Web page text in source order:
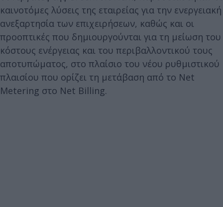
καινοτόμες λύσεις της εταιρείας για την ενεργειακή
ανεξαρτησία των επιχειρήσεων, καθώς και οι
προοπτικές που δημιουργούνται για τη μείωση του
κόστους ενέργειας και του περιβαλλοντικού τους
αποτυπώματος, στο πλαίσιο του νέου ρυθμιστικού
πλαισίου που ορίζει τη μετάβαση από το Net
Metering στο Net Billing.